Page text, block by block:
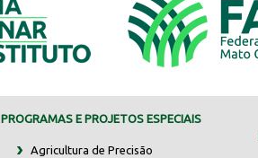
PROGRAMAS E PROJETOS ESPECIAIS
Agricultura de Precisão